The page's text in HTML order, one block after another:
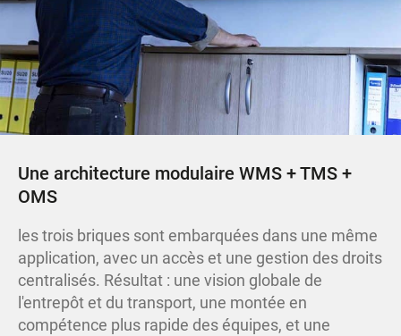
Une architecture modulaire WMS + TMS +
OMS
les trois briques sont embarquées dans une même
application, avec un accès et une gestion des droits
centralisés. Résultat : une vision globale de
l'entrepôt et du transport, une montée en
compétence plus rapide des équipes, et une